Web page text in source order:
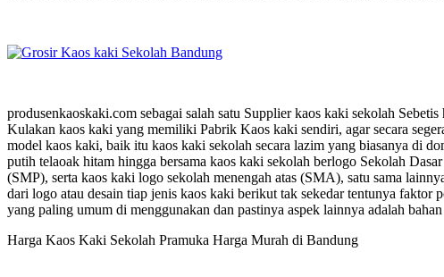
produsenkaoskaki.com sebagai salah satu Supplier kaos kaki sekolah
Kulakan kaos kaki yang memiliki Pabrik Kaos kaki sendiri, agar secara
model kaos kaki, baik itu kaos kaki sekolah secara lazim yang biasanya di
putih telaoak hitam hingga bersama kaos kaki sekolah berlogo Sekolah
(SMP), serta kaos kaki logo sekolah menengah atas (SMA), satu sama
dari logo atau desain tiap jenis kaos kaki berikut tak sekedar tentunya faktor
yang paling umum di menggunakan dan pastinya aspek lainnya adalah
Harga Kaos Kaki Sekolah Pramuka Harga Murah di Bandung